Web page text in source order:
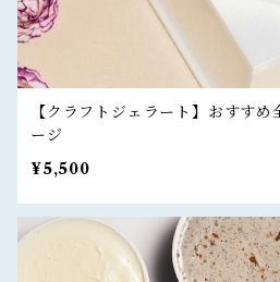
【クラフトジェラート】おすす
ージ
¥5,500